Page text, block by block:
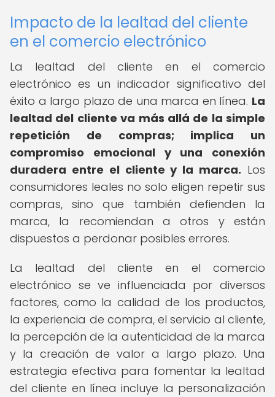
Impacto de la lealtad del cliente
en el comercio electrónico
La lealtad del cliente en el comercio
electrónico es un indicador significativo del
éxito a largo plazo de una marca en línea. La
lealtad del cliente va más allá de la simple
repetición de compras; implica un
compromiso emocional y una conexión
duradera entre el cliente y la marca. Los
consumidores leales no solo eligen repetir sus
compras, sino que también defienden la
marca, la recomiendan a otros y están
dispuestos a perdonar posibles errores.
La lealtad del cliente en el comercio
electrónico se ve influenciada por diversos
factores, como la calidad de los productos,
la experiencia de compra, el servicio al cliente,
la percepción de la autenticidad de la marca
y la creación de valor a largo plazo. Una
estrategia efectiva para fomentar la lealtad
del cliente en línea incluye la personalización